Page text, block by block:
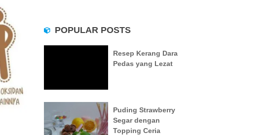
POPULAR POSTS
Resep Kerang Dara
Pedas yang Lezat
Puding Strawberry
Segar dengan
Topping Ceria